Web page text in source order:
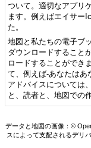
ついて。適切なアプリ
ます。例えばエイサー
た。
地図と私たちの電子ブ
ダウンロードすること
ロードすることができ
て、例えば-あなたはあ
アドバイスについては
と、読者と、地図での作
データと地図の画像：©
スによって支配されるデリ